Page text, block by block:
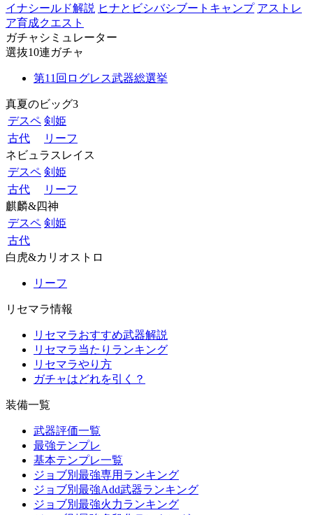
イナシールド解説 ヒナとビシバシブートキャンプ アストレ
ア育成クエスト
ガチャシミュレーター
選抜10連ガチャ
第11回ログレス武器総選挙
真夏のビッグ3
デスペ 剣姫
古代
リーフ
ネビュラスレイス
デスペ 剣姫
古代
リーフ
麒麟&四神
デスペ 剣姫
古代
白虎&カリオストロ
リーフ
リセマラ情報
リセマラおすすめ武器解説
リセマラ当たりランキング
リセマラやり方
ガチャはどれを引く？
装備一覧
武器評価一覧
最強テンプレ
基本テンプレ一覧
ジョブ別最強専用ランキング
ジョブ別最強Add武器ランキング
ジョブ別最強火力ランキング